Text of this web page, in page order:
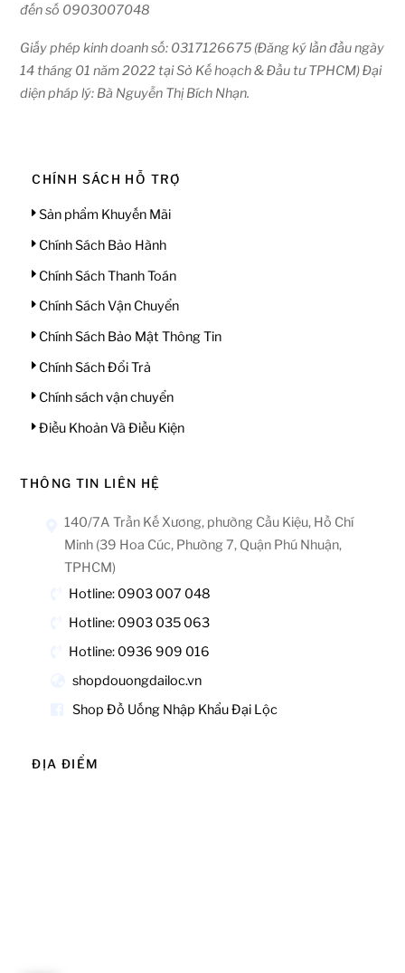
đến số 0903007048
Giấy phép kinh doanh số: 0317126675 (Đăng ký lần đầu ngày
14 tháng 01 năm 2022 tại Sở Kế hoạch & Đầu tư TPHCM) Đại
diện pháp lý: Bà Nguyễn Thị Bích Nhạn.
CHÍNH SÁCH HỖ TRỢ
Sản phẩm Khuyến Mãi
Chính Sách Bảo Hành
Chính Sách Thanh Toán
Chính Sách Vận Chuyển
Chính Sách Bảo Mật Thông Tin
Chính Sách Đổi Trả
Chính sách vận chuyển
Điều Khoản Và Điều Kiện
THÔNG TIN LIÊN HỆ
140/7A Trần Kế Xương, phường Cầu Kiệu, Hồ Chí
Minh (39 Hoa Cúc, Phường 7, Quận Phú Nhuận,
TPHCM)
Hotline: 0903 007 048
Hotline: 0903 035 063
Hotline: 0936 909 016
shopdouongdailoc.vn
Shop Đồ Uống Nhập Khẩu Đại Lộc
ĐỊA ĐIỂM